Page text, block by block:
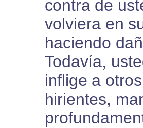
contra de
volviera en
haciendo
Todavía,
inflige a
hirientes,